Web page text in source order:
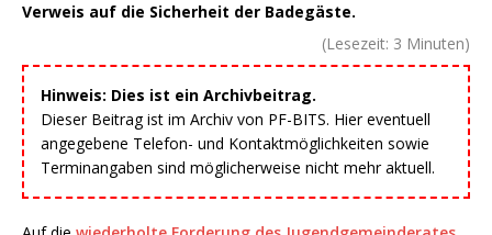
Verweis auf die Sicherheit der Badegäste.
(Lesezeit: 3 Minuten)
Hinweis: Dies ist ein Archivbeitrag.
Dieser Beitrag ist im Archiv von PF-BITS. Hier eventuell
angegebene Telefon- und Kontaktmöglichkeiten sowie
Terminangaben sind möglicherweise nicht mehr aktuell.